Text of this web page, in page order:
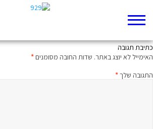
כתיבת תגובה
האימייל לא יוצג באתר. שדות החובה מסומנים*
התגובה שלך*